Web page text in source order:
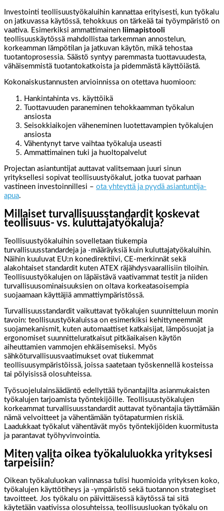
Investointi teollisuustyökaluihin kannattaa erityisesti, kun työkalu
on jatkuvassa käytössä, tehokkuus on tärkeää tai työympäristö on
vaativa. Esimerkiksi ammattimainen liimapistooli
teollisuuskäytössä mahdollistaa tarkemman annostelun,
korkeamman lämpötilan ja jatkuvan käytön, mikä tehostaa
tuotantoprosessia. Säästö syntyy paremmasta tuottavuudesta,
vähäisemmistä tuotantokatkoista ja pidemmästä käyttöiästä.
Kokonaiskustannusten arvioinnissa on otettava huomioon:
Hankintahinta vs. käyttöikä
Tuottavuuden paraneminen tehokkaamman työkalun
ansiosta
Seisokkiaikojen väheneminen luotettavampien työkalujen
ansiosta
Vähentynyt tarve vaihtaa työkaluja useasti
Ammattimainen tuki ja huoltopalvelut
Projectan asiantuntijat auttavat valitsemaan juuri sinun
yrityksellesi sopivat teollisuustyökalut, jotka tuovat parhaan
vastineen investoinnillesi – ota yhteyttä ja pyydä asiantuntija-
apua.
Millaiset turvallisuusstandardit koskevat
teollisuus- vs. kuluttajatyökaluja?
Teollisuustyökaluihin sovelletaan tiukempia
turvallisuusstandardeja ja -määräyksiä kuin kuluttajatyökaluihin.
Näihin kuuluvat EU:n konedirektiivi, CE-merkinnät sekä
alakohtaiset standardit kuten ATEX räjähdysvaarallisiin tiloihin.
Teollisuustyökalujen on läpäistävä vaativammat testit ja niiden
turvallisuusominaisuuksien on oltava korkeatasoisempia
suojaamaan käyttäjiä ammattiympäristössä.
Turvallisuusstandardit vaikuttavat työkalujen suunnitteluun monin
tavoin: teollisuustyökaluissa on esimerkiksi kehittyneemmät
suojamekanismit, kuten automaattiset katkaisijat, lämpösuojat ja
ergonomiset suunnitteluratkaisut pitkäaikaisen käytön
aiheuttamien vammojen ehkäisemiseksi. Myös
sähköturvallisuusvaatimukset ovat tiukemmat
teollisuusympäristöissä, joissa saatetaan työskennellä kosteissa
tai pölyisissä olosuhteissa.
Työsuojelulainsäädäntö edellyttää työnantajilta asianmukaisten
työkalujen tarjoamista työntekijöille. Teollisuustyökalujen
korkeammat turvallisuusstandardit auttavat työnantajia täyttämään
nämä velvoitteet ja vähentämään työtapaturmien riskiä.
Laadukkaat työkalut vähentävät myös työntekijöiden kuormitusta
ja parantavat työhyvinvointia.
Miten valita oikea työkaluluokka yrityksesi
tarpeisiin?
Oikean työkaluluokan valinnassa tulisi huomioida yrityksen koko,
työkalujen käyttötiheys ja -ympäristö sekä tuotannon strategiset
tavoitteet. Jos työkalu on päivittäisessä käytössä tai sitä
käytetään vaativissa olosuhteissa, teollisuusluokan työkalu on